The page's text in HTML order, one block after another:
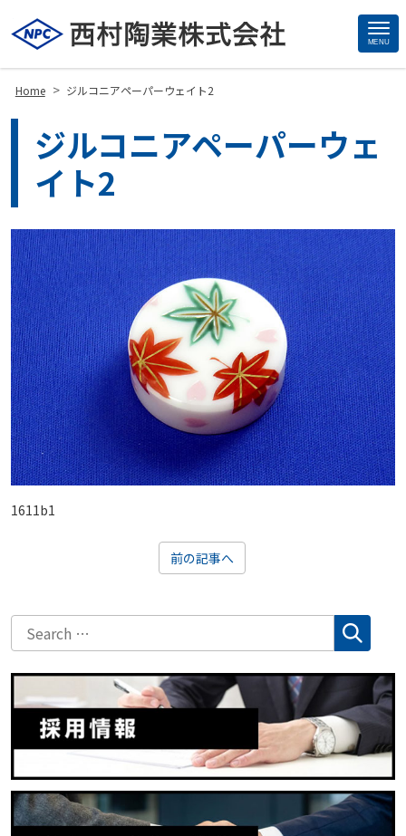
MENU
Home > ジルコニアペーパーウェイト2
ジルコニアペーパーウェ
イト2
1611b1
前の記事へ
Site
Footer